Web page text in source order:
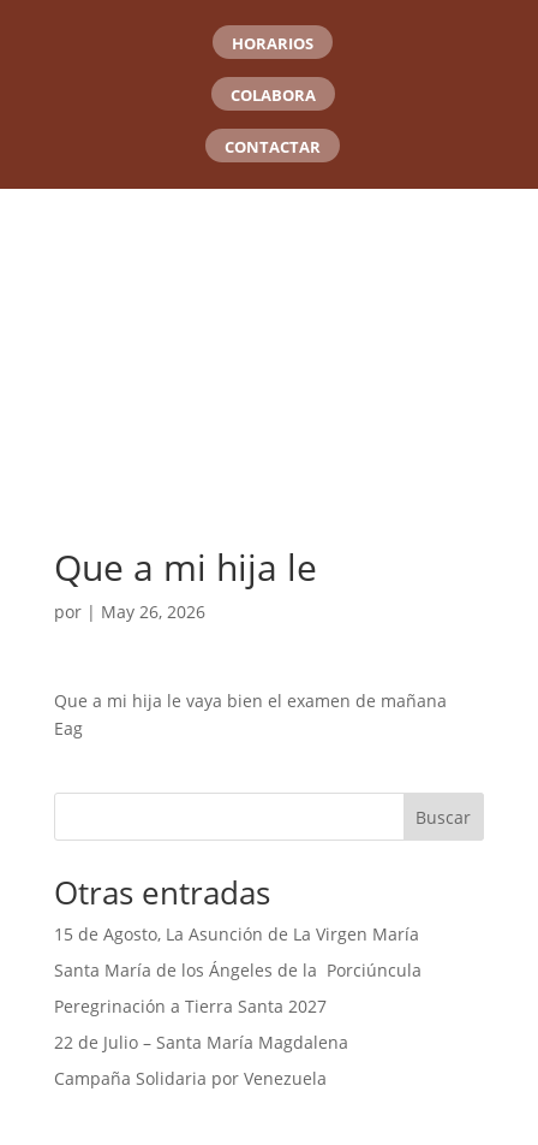
HORARIOS
COLABORA
CONTACTAR
Que a mi hija le
por | May 26, 2026
Que a mi hija le vaya bien el examen de mañana
Eag
Buscar
Otras entradas
15 de Agosto, La Asunción de La Virgen María
Santa María de los Ángeles de la Porciúncula
Peregrinación a Tierra Santa 2027
22 de Julio – Santa María Magdalena
Campaña Solidaria por Venezuela